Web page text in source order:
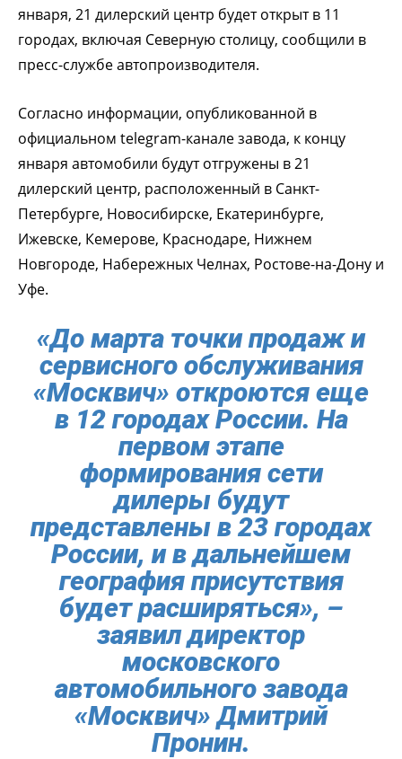
января, 21 дилерский центр будет открыт в 11
городах, включая Северную столицу, сообщили в
пресс-службе автопроизводителя.
Согласно информации, опубликованной в
официальном telegram-канале завода, к концу
января автомобили будут отгружены в 21
дилерский центр, расположенный в Санкт-
Петербурге, Новосибирске, Екатеринбурге,
Ижевске, Кемерове, Краснодаре, Нижнем
Новгороде, Набережных Челнах, Ростове-на-Дону и
Уфе.
«До марта точки продаж и
сервисного обслуживания
«Москвич» откроются еще
в 12 городах России. На
первом этапе
формирования сети
дилеры будут
представлены в 23 городах
России, и в дальнейшем
география присутствия
будет расширяться», –
заявил директор
московского
автомобильного завода
«Москвич» Дмитрий
Пронин.